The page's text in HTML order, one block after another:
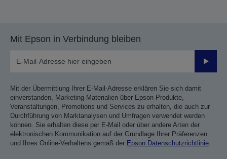
Mit Epson in Verbindung bleiben
Mit der Übermittlung Ihrer E-Mail-Adresse erklären Sie sich damit
einverstanden, Marketing-Materialien über Epson Produkte,
Veranstaltungen, Promotions und Services zu erhalten, die auch zur
Durchführung von Marktanalysen und Umfragen verwendet werden
können. Sie erhalten diese per E-Mail oder über andere Arten der
elektronischen Kommunikation auf der Grundlage Ihrer Präferenzen
und Ihres Online-Verhaltens gemäß der Epson Datenschutzrichtlinie.